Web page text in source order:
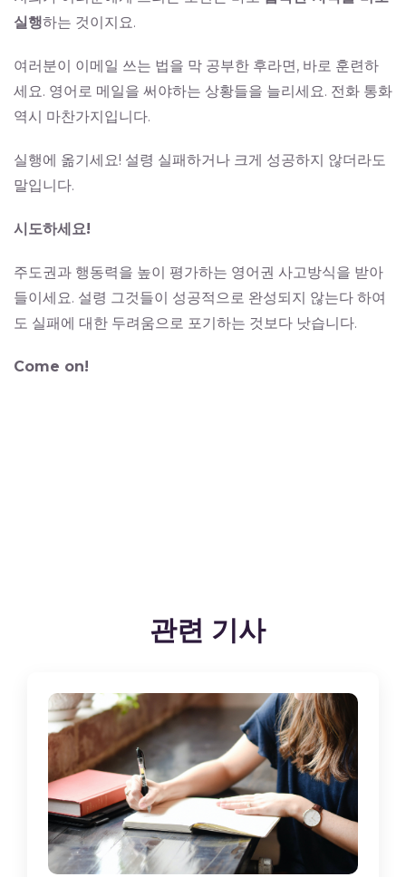
실행하는 것이지요.
여러분이 이메일 쓰는 법을 막 공부한 후라면, 바로 훈련하
세요. 영어로 메일을 써야하는 상황들을 늘리세요. 전화 통화
역시 마찬가지입니다.
실행에 옮기세요! 설령 실패하거나 크게 성공하지 않더라도
말입니다.
시도하세요!
주도권과 행동력을 높이 평가하는 영어권 사고방식을 받아
들이세요. 설령 그것들이 성공적으로 완성되지 않는다 하여
도 실패에 대한 두려움으로 포기하는 것보다 낫습니다.
Come on!
관련 기사